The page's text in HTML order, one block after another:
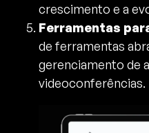
crescimento e a
Ferramentas
de ferramentas
gerenciamento de
videoconferências.